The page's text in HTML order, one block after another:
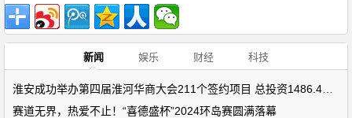
新闻 娱乐 财经 科技
赛道无界，热爱不止！“喜德盛杯”2024环岛赛圆满落幕